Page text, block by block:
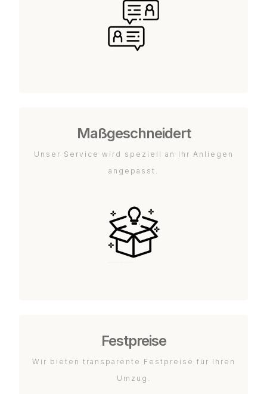
Maßgeschneidert
Unser Service wird speziell an Ihr Anliegen
angepasst.
Festpreise
Wir bieten transparente Festpreise für Ihren
Umzug.